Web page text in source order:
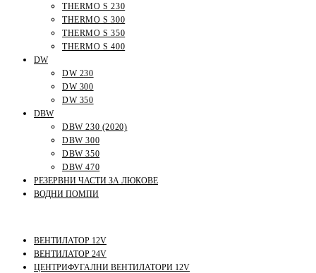
THERMO S 230
THERMO S 300
THERMO S 350
THERMO S 400
DW
DW 230
DW 300
DW 350
DBW
DBW 230 (2020)
DBW 300
DBW 350
DBW 470
РЕЗЕРВНИ ЧАСТИ ЗА ЛЮКОВЕ
ВОДНИ ПОМПИ
ВЕНТИЛАТОР 12V
ВЕНТИЛАТОР 24V
ЦЕНТРИФУГАЛНИ ВЕНТИЛАТОРИ 12V